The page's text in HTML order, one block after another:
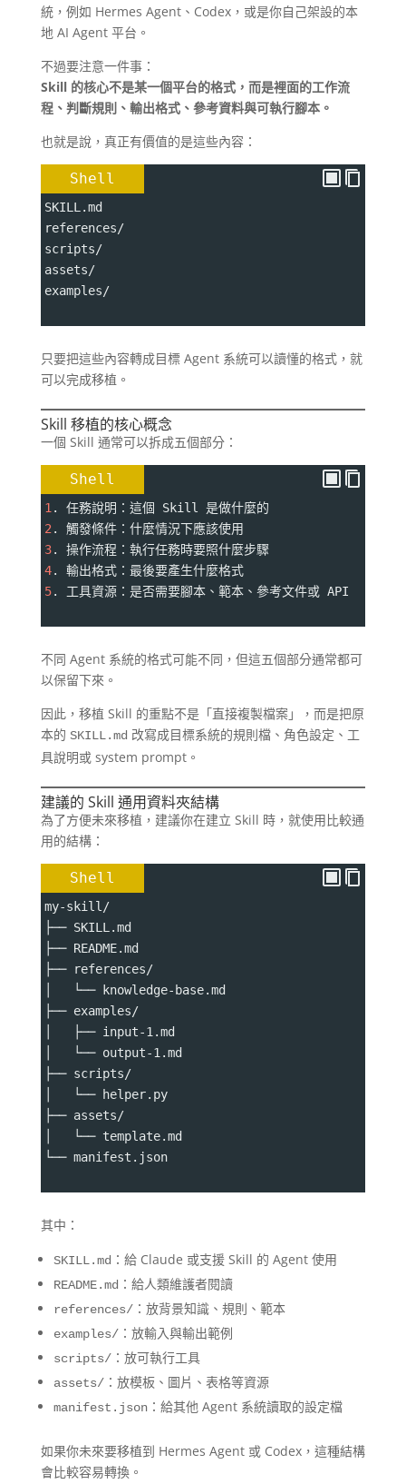
統，例如 Hermes Agent、Codex，或是你自己架設的本
地 AI Agent 平台。
不過要注意一件事：
Skill 的核心不是某一個平台的格式，而是裡面的工作流
程、判斷規則、輸出格式、參考資料與可執行腳本。
也就是說，真正有價值的是這些內容：
Shell
SKILL.md
references/
scripts/
assets/
examples/
只要把這些內容轉成目標 Agent 系統可以讀懂的格式，就
可以完成移植。
Skill 移植的核心概念
一個 Skill 通常可以拆成五個部分：
Shell
1 . 任務說明：這個 Skill 是做什麼的
2 . 觸發條件：什麼情況下應該使用
3. 操作流程：執行任務時要照什麼步驟
4. 輸出格式：最後要產生什麼格式
5. 工具資源：是否需要腳本、範本、參考文件或 API
不同 Agent 系統的格式可能不同，但這五個部分通常都可
以保留下來。
因此，移植 Skill 的重點不是「直接複製檔案」，而是把原
本的 SKILL.md 改寫成目標系統的規則檔、角色設定、工
具說明或 system prompt。
建議的 Skill 通用資料夾結構
為了方便未來移植，建議你在建立 Skill 時，就使用比較通
用的結構：
Shell
my-skill/
├── SKILL.md
├── README.md
├── references/
│   └── knowledge-base.md
├── examples/
│   ├── input-1.md
│   └── output-1.md
├── scripts/
│   └── helper.py
├── assets/
│   └── template.md
└── manifest.json
其中：
SKILL.md ：給 Claude 或支援 Skill 的 Agent 使用
README.md ：給人類維護者閱讀
references/：放背景知識、規則、範本
examples/：放輸入與輸出範例
scripts/：放可執行工具
assets/：放模板、圖片、表格等資源
manifest.json：給其他 Agent 系統讀取的設定檔
如果你未來要移植到 Hermes Agent 或 Codex，這種結構
會比較容易轉換。